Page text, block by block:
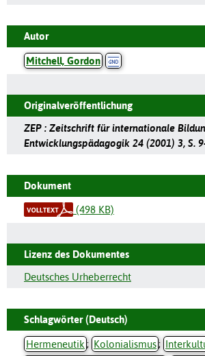
Autor
Mitchell, Gordon
Originalveröffentlichung
ZEP : Zeitschrift für internationale
Entwicklungspädagogik 24 (2001) 3, S.
Dokument
(498 KB)
Lizenz des Dokumentes
Deutsches Urheberrecht
Schlagwörter (Deutsch)
Hermeneutik ; Kolonialismus;